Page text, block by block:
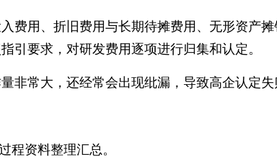
用、折旧费用与长期待摊费用、无形资产摊
引要求，对研发费用逐项进行归集和认定。
常大，还经常会出现纰漏，导致高企认定失
程资料整理汇总。